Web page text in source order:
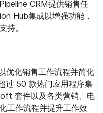
CRM提供销售任
Hub集成以增强功能，
持。
优化销售工作流程并简化
过 50 款热门应用程序集
套件以及各类营销、电
工作流程并提升工作效